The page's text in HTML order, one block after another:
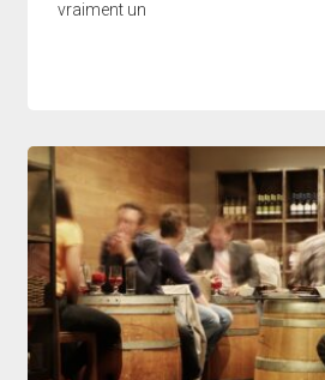
vraiment un